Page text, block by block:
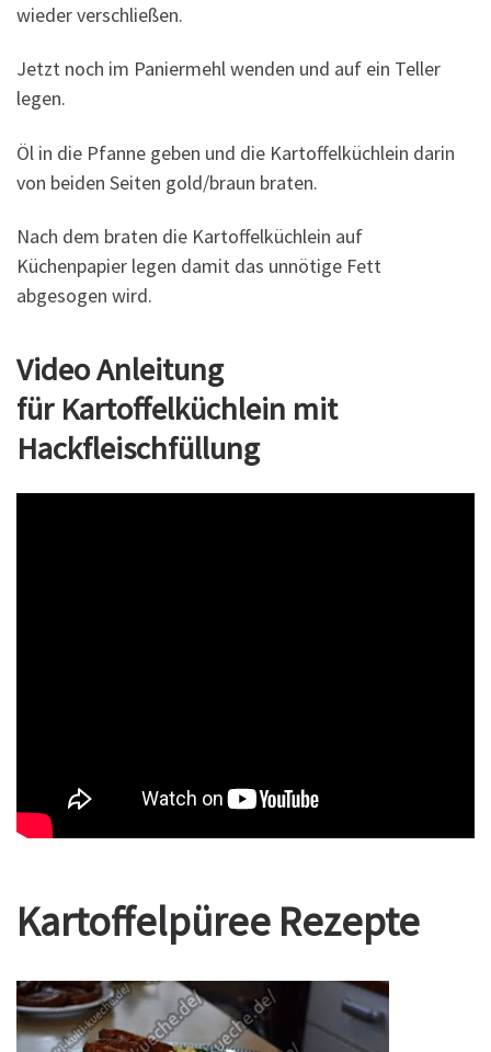
wieder verschließen.
Jetzt noch im Paniermehl wenden und auf ein Teller
legen.
Öl in die Pfanne geben und die Kartoffelküchlein darin
von beiden Seiten gold/braun braten.
Nach dem braten die Kartoffelküchlein auf
Küchenpapier legen damit das unnötige Fett
abgesogen wird.
Video Anleitung
für Kartoffelküchlein mit
Hackfleischfüllung
Kartoffelpüree Rezepte